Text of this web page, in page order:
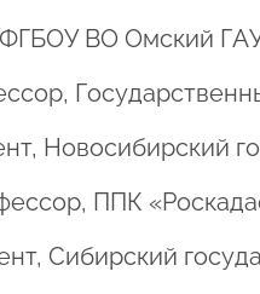
ФГБОУ ВО Омский
Новосибирский
ППК
Сибирский